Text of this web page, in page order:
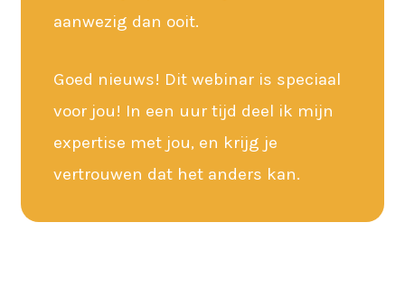
aanwezig dan ooit.
Goed nieuws! Dit webinar is speciaal
voor jou! In een uur tijd deel ik mijn
expertise met jou, en krijg je
vertrouwen dat het anders kan.